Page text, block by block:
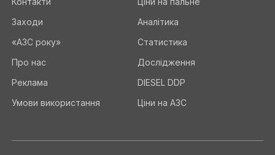
Заходи
«АЗС року»
Про нас
Реклама
Умови використання
Аналітика
Статистика
Дослідження
DIESEL DDP
Ціни на АЗС